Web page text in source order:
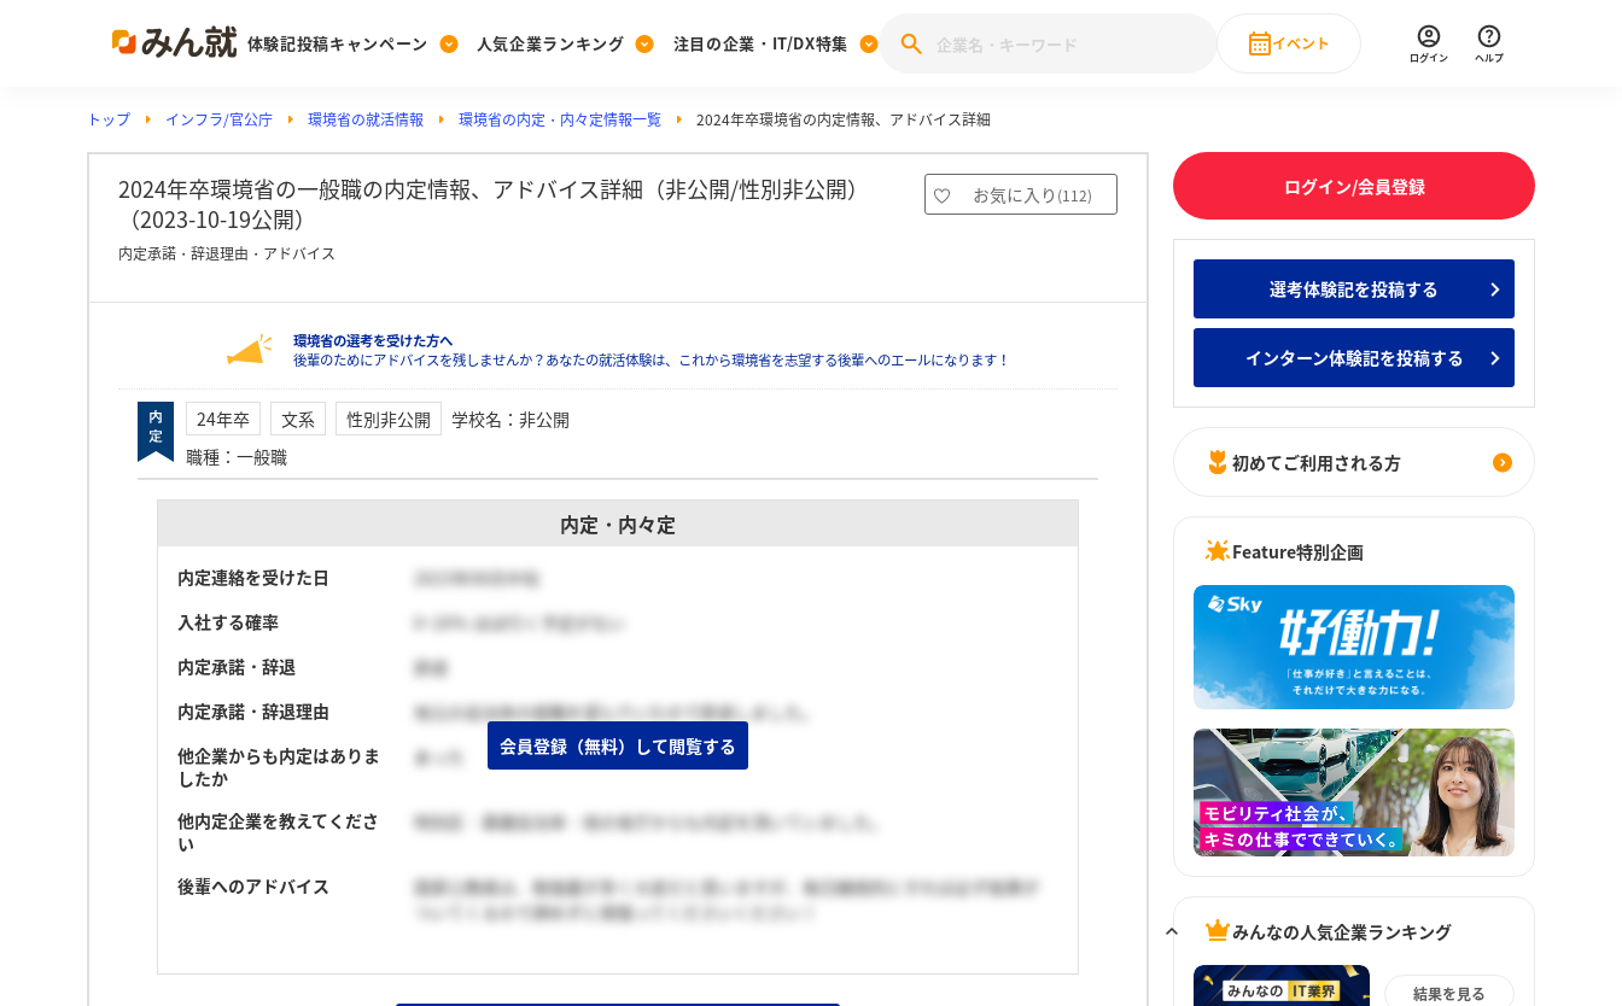
体験記投稿キャンペーン
Post
投稿する
[27卒] 本選考体験記投稿キャンペーン
人気企業ランキング
Ranking
ランキングを見る
みんなのDX企業就職ブランド調査
みんなの新卒就職人気企業ランキング みんなのインターン人気企業ランキ
注目の企業・IT/DX特集
PickUp
注目の企業特集
28卒 IT・DX現場社員インタビュー
動画で知ろう！業界・企業研究
イベント
直近のイベント一覧
ログイン ヘルプ
トップ インフラ/官公庁 環境省の就活情報 環境省の内定・内々定情報一覧 2024年卒環境省の内定情報、アドバイス詳細
2024年卒環境省の一般職の内定情報、アドバイス詳細（非公開/性別非公開）
（2023-10-19公開）
お気に入り (112)
内定承諾・辞退理由・アドバイス
環境省の選考を受けた方へ
後輩のためにアドバイスを残しませんか？あなたの就活体験は、これから環境省を志望する後輩へのエールになります！
24年卒 文系 性別非公開 学校名 ： 非公開
職種 ： 一般職
内定・内々定
内定連絡を受けた日
2023年08月中旬
入社する確率
0~20% ほぼ行く予定がない
内定承諾・辞退
辞退
内定承諾・辞退理由
地元の自治体の就職を望んでいたので辞退しました。
他企業からも内定はありま
したか
あった
他内定企業を教えてくださ
い
特別区・基礎自治体・他の省庁からも内定を頂いていました。
後輩へのアドバイス
国家公務員は、勉強量が多く大変だと思いますが、毎日継続的にすれば必ず結果が
ついてくるので諦めずに頑張ってくださいください！
会員登録（無料）して閲覧する
ログイン/会員登録
選考体験記を投稿する
インターン体験記を投稿する
初めてご利用される方
Feature特別企画
みんなの人気企業ランキング
結果を見る